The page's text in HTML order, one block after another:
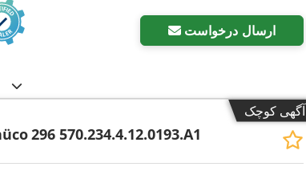
ارسال درخواست
آگهی کوچک
296 570.234.4.12.0193.A1